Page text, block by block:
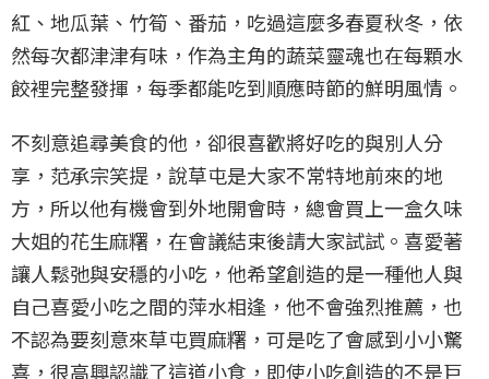
紅、地瓜葉、竹筍、番茄，吃過這麼多春夏秋冬，依
然每次都津津有味，作為主角的蔬菜靈魂也在每顆水
餃裡完整發揮，每季都能吃到順應時節的鮮明風情。
不刻意追尋美食的他，卻很喜歡將好吃的與別人分
享，范承宗笑提，說草屯是大家不常特地前來的地
方，所以他有機會到外地開會時，總會買上一盒久味
大姐的花生麻糬，在會議結束後請大家試試。喜愛著
讓人鬆弛與安穩的小吃，他希望創造的是一種他人與
自己喜愛小吃之間的萍水相逢，他不會強烈推薦，也
不認為要刻意來草屯買麻糬，可是吃了會感到小小驚
喜，很高興認識了這道小食，即使小吃創造的不是巨